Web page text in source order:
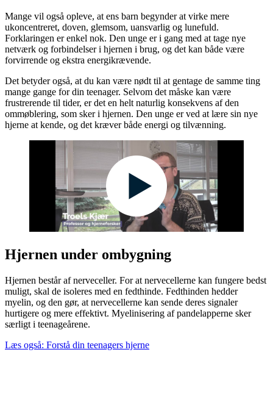
Mange vil også opleve, at ens barn begynder at virke mere
ukoncentreret, doven, glemsom, uansvarlig og lunefuld.
Forklaringen er enkel nok. Den unge er i gang med at tage nye
netværk og forbindelser i hjernen i brug, og det kan både være
forvirrende og ekstra energikrævende.
Det betyder også, at du kan være nødt til at gentage de samme ting
mange gange for din teenager. Selvom det måske kan være
frustrerende til tider, er det en helt naturlig konsekvens af den
ommøblering, som sker i hjernen. Den unge er ved at lære sin nye
hjerne at kende, og det kræver både energi og tilvænning.
Hjernen under ombygning
Hjernen består af nerveceller. For at nervecellerne kan fungere bedst
muligt, skal de isoleres med en fedthinde. Fedthinden hedder
myelin, og den gør, at nervecellerne kan sende deres signaler
hurtigere og mere effektivt. Myelinisering af pandelapperne sker
særligt i teenageårene.
Læs også: Forstå din teenagers hjerne